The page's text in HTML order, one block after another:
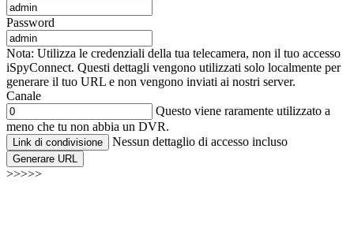
Password
Nota: Utilizza le credenziali della tua telecamera, non il tuo accesso
iSpyConnect. Questi dettagli vengono utilizzati solo localmente per
generare il tuo URL e non vengono inviati ai nostri server.
Canale
Questo viene raramente utilizzato a
meno che tu non abbia un DVR.
Link di condivisione Nessun dettaglio di accesso incluso
Generare URL
>>>>>